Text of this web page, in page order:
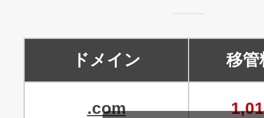
全Officeアプリが月額で使える
ドメイン 移管
.com